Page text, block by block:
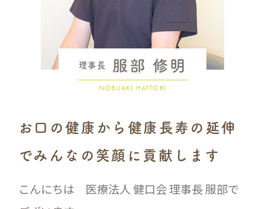
理事長 服部 修明
NOBUAKI HATTORI
お口の健康から健康長寿の延伸
でみんなの笑顔に貢献します
こんにちは 医療法人 健口会 理事長 服部で